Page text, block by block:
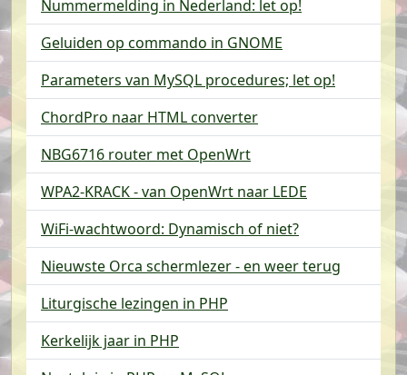
Nummermelding in Nederland: let op!
Geluiden op commando in GNOME
Parameters van MySQL procedures; let op!
ChordPro naar HTML converter
NBG6716 router met OpenWrt
WPA2-KRACK - van OpenWrt naar LEDE
WiFi-wachtwoord: Dynamisch of niet?
Nieuwste Orca schermlezer - en weer terug
Liturgische lezingen in PHP
Kerkelijk jaar in PHP